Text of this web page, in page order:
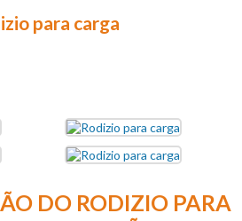
para carga
DO RODIZIO PARA